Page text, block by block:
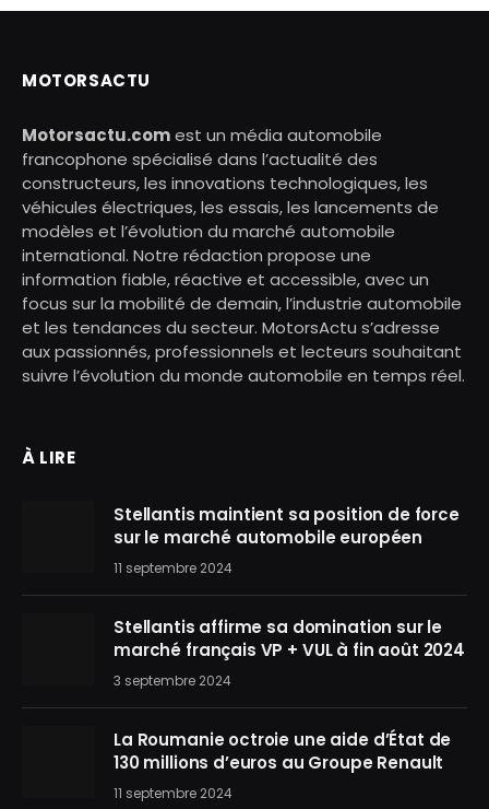
MOTORSACTU
Motorsactu.comest un média automobile
francophone spécialisé dans l’actualité des
constructeurs, les innovations technologiques, les
véhicules électriques, les essais, les lancements de
modèles et l’évolution du marché automobile
international. Notre rédaction propose une
information fiable, réactive et accessible, avec un
focus sur la mobilité de demain, l’industrie automobile
et les tendances du secteur. MotorsActu s’adresse
aux passionnés, professionnels et lecteurs souhaitant
suivre l’évolution du monde automobile en temps réel.
À LIRE
Stellantis maintient sa position de force
sur le marché automobile européen
11 septembre 2024
Stellantis affirme sa domination sur le
marché français VP + VUL à fin août 2024
3 septembre 2024
La Roumanie octroie une aide d’État de
130 millions d’euros au Groupe Renault
11 septembre 2024